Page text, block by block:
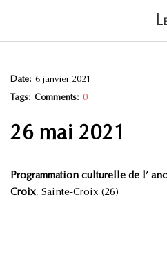
Date: 6 janvier 2021
Tags: Comments: 0
26 mai 2021
Programmation culturelle de l’
Croix, Sainte-Croix (26)